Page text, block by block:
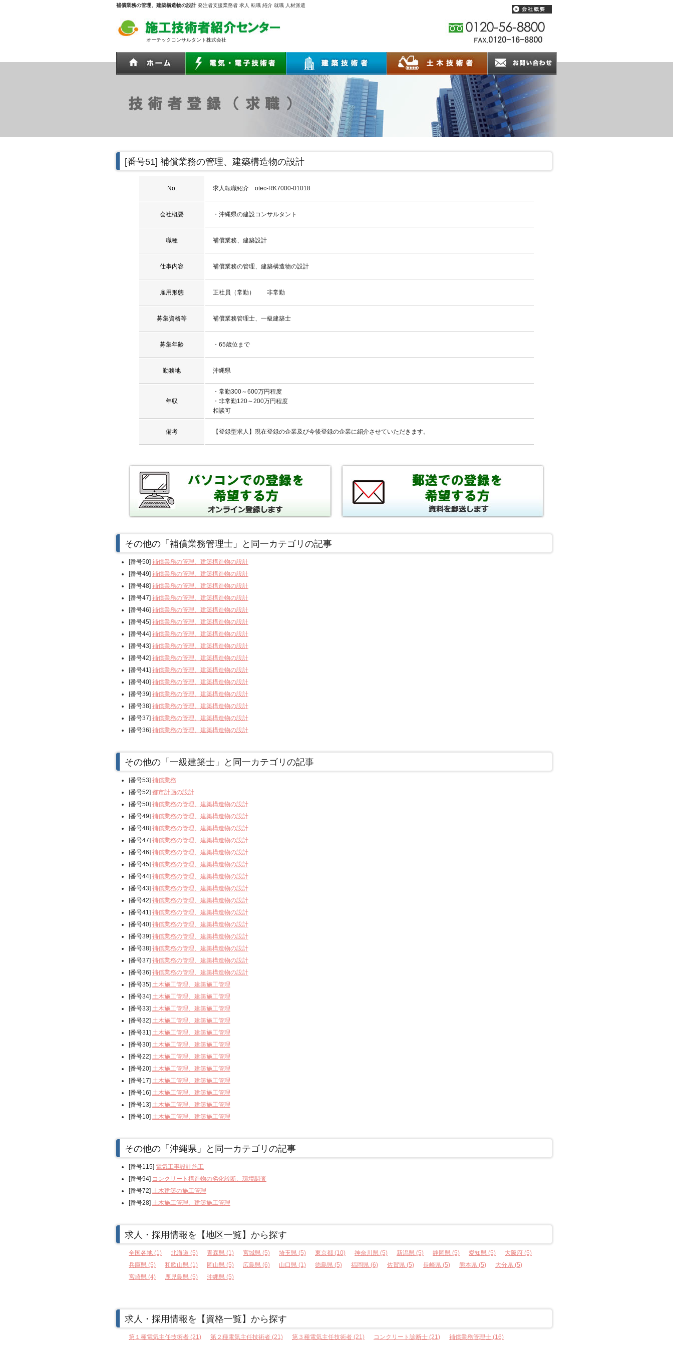
補償業務の管理、建築構造物の設計 発注者支援業務者 求人 転職 紹介 就職 人材派遣
オーテックコンサルタント株式会社
[番号51] 補償業務の管理、建築構造物の設計
No. 求人転職紹介 otec-RK7000-01018
会社概要 ・沖縄県の建設コンサルタント
職種 補償業務、建築設計
仕事内容 補償業務の管理、建築構造物の設計
雇用形態 正社員（常勤） 非常勤
募集資格等 補償業務管理士、一級建築士
募集年齢 ・65歳位まで
勤務地 沖縄県
年収
・常勤300～600万円程度
・非常勤120～200万円程度
相談可
備考 【登録型求人】現在登録の企業及び今後登録の企業に紹介させていただきます。
その他の「補償業務管理士」と同一カテゴリの記事
[番号50] 補償業務の管理、建築構造物の設計
[番号49] 補償業務の管理、建築構造物の設計
[番号48] 補償業務の管理、建築構造物の設計
[番号47] 補償業務の管理、建築構造物の設計
[番号46] 補償業務の管理、建築構造物の設計
[番号45] 補償業務の管理、建築構造物の設計
[番号44] 補償業務の管理、建築構造物の設計
[番号43] 補償業務の管理、建築構造物の設計
[番号42] 補償業務の管理、建築構造物の設計
[番号41] 補償業務の管理、建築構造物の設計
[番号40] 補償業務の管理、建築構造物の設計
[番号39] 補償業務の管理、建築構造物の設計
[番号38] 補償業務の管理、建築構造物の設計
[番号37] 補償業務の管理、建築構造物の設計
[番号36] 補償業務の管理、建築構造物の設計
その他の「一級建築士」と同一カテゴリの記事
[番号53] 補償業務
[番号52] 都市計画の設計
[番号50] 補償業務の管理、建築構造物の設計
[番号49] 補償業務の管理、建築構造物の設計
[番号48] 補償業務の管理、建築構造物の設計
[番号47] 補償業務の管理、建築構造物の設計
[番号46] 補償業務の管理、建築構造物の設計
[番号45] 補償業務の管理、建築構造物の設計
[番号44] 補償業務の管理、建築構造物の設計
[番号43] 補償業務の管理、建築構造物の設計
[番号42] 補償業務の管理、建築構造物の設計
[番号41] 補償業務の管理、建築構造物の設計
[番号40] 補償業務の管理、建築構造物の設計
[番号39] 補償業務の管理、建築構造物の設計
[番号38] 補償業務の管理、建築構造物の設計
[番号37] 補償業務の管理、建築構造物の設計
[番号36] 補償業務の管理、建築構造物の設計
[番号35] 土木施工管理、建築施工管理
[番号34] 土木施工管理、建築施工管理
[番号33] 土木施工管理、建築施工管理
[番号32] 土木施工管理、建築施工管理
[番号31] 土木施工管理、建築施工管理
[番号30] 土木施工管理、建築施工管理
[番号22] 土木施工管理、建築施工管理
[番号20] 土木施工管理、建築施工管理
[番号17] 土木施工管理、建築施工管理
[番号16] 土木施工管理、建築施工管理
[番号13] 土木施工管理、建築施工管理
[番号10] 土木施工管理、建築施工管理
その他の「沖縄県」と同一カテゴリの記事
[番号115] 電気工事設計施工
[番号94] コンクリート構造物の劣化診断、環境調査
[番号72] 土木建築の施工管理
[番号28] 土木施工管理、建築施工管理
求人・採用情報を【地区一覧】から探す
全国各地 (1) 北海道 (5) 青森県 (1) 宮城県 (5) 埼玉県 (5) 東京都 (10) 神奈川県 (5) 新潟県 (5) 静岡県 (5) 愛知県 (5)
大阪府 (5)
兵庫県 (5)
和歌山県 (1) 岡山県 (5) 広島県 (6) 山口県 (1) 徳島県 (5) 福岡県 (6) 佐賀県 (5) 長崎県 (5) 熊本県 (5)
大分県 (5)
宮崎県 (4)
鹿児島県 (5) 沖縄県 (5)
求人・採用情報を【資格一覧】から探す
第１種電気主任技術者 (21) 第２種電気主任技術者 (21) 第３種電気主任技術者 (21) コンクリート診断士 (21)
補償業務管理士 (16)